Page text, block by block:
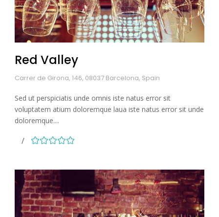
Red Valley
Carrer de Girona, 146, 08037 Barcelona, Spain
Sed ut perspiciatis unde omnis iste natus error sit
voluptatem atium doloremque laua iste natus error sit unde
doloremque....